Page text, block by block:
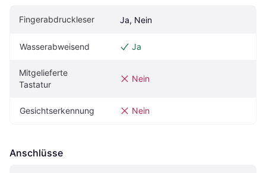
Fingerabdruckleser Ja, Nein
Wasserabweisend Ja
Mitgelieferte
Tastatur
Nein
Gesichtserkennung Nein
Anschlüsse